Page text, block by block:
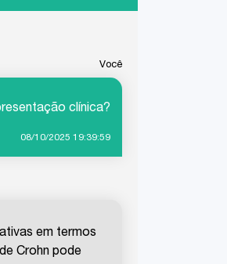
Você
clínica?
08/10/2025 19:39:59
em termos
Crohn pode